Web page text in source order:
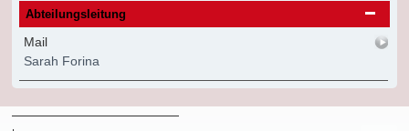
Abteilungsleitung
Mail
Sarah Forina